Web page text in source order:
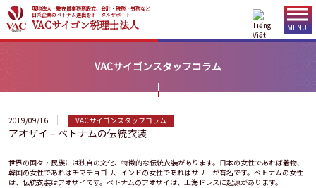
現地法人・駐在員事務所設立、会計・税務・労務など
日系企業のベトナム進出をトータルサポート
VACサイゴン税理士法人 MENU
VACサイゴンスタッフコラム
2019/09/16 VACサイゴンスタッフコラム
アオザイ – ベトナムの伝統衣装
世界の国々・民族には独自の文化、特徴的な伝統衣装があります。日本の女性であれば着物、
韓国の女性であればチマチョゴリ、インドの女性であればサリーが有名です。ベトナムの女性
は、伝統衣装はアオザイです。ベトナムのアオザイは、上海ドレスに起源があります。